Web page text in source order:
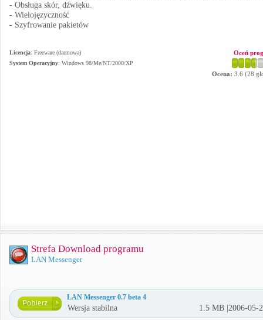
- Obsługa skór, dźwięku.
- Wielojęzyczność
- Szyfrowanie pakietów
Licencja: Freeware (darmowa)
System Operacyjny: Windows 98/Me/NT/2000/XP
Oceń
Ocena: 3.6 (28
Strefa Download programu
LAN Messenger
LAN Messenger 0.7 beta 4
Wersja stabilna 1.5 MB |2006-05-